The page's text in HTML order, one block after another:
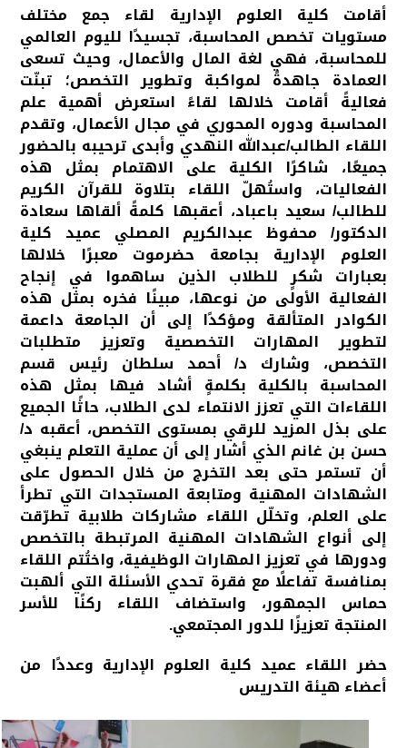
أقامت كلية العلوم الإدارية لقاء جمع مختلف
مستويات تخصص المحاسبة، تجسيدًا لليوم العالمي
للمحاسبة، فهي لغة المال والأعمال، وحيث تسعى
العمادة جاهدةً لمواكبة وتطوير التخصص؛ تبنّت
فعاليةً أقامت خلالها لقاءً استعرض أهمية علم
المحاسبة ودوره المحوري في مجال الأعمال، وتقدم
اللقاء الطالب/عبدالله النهدي وأبدى ترحيبه بالحضور
جميعًا، شاكرًا الكلية على الاهتمام بمثل هذه
الفعاليات، واستُهلّ اللقاء بتلاوة للقرآن الكريم
للطالب/ سعيد باعباد، أعقبها كلمةً ألقاها سعادة
الدكتور/ محفوظ عبدالكريم المصلي عميد كلية
العلوم الإدارية بجامعة حضرموت معبرًا خلالها
بعبارات شكرٍ للطلاب الذين ساهموا في إنجاح
الفعالية الأولى من نوعها، مبينًا فخره بمثل هذه
الكوادر المتألقة ومؤكدًا إلى أن الجامعة داعمة
لتطوير المهارات التخصصية وتعزيز متطلبات
التخصص، وشارك د/ أحمد سلطان رئيس قسم
المحاسبة بالكلية بكلمةٍ أشاد فيها بمثل هذه
اللقاءات التي تعزز الانتماء لدى الطلاب، حاثًا الجميع
على بذل المزيد للرقي بمستوى التخصص، أعقبه د/
حسن بن غانم الذي أشار إلى أن عملية التعلم ينبغي
أن تستمر حتى بعد التخرج من خلال الحصول على
الشهادات المهنية ومتابعة المستجدات التي تطرأ
على العلم، وتخلّل اللقاء مشاركات طلابية تطرّقت
إلى أنواع الشهادات المهنية المرتبطة بالتخصص
ودورها في تعزيز المهارات الوظيفية، واختُتم اللقاء
بمنافسة تفاعلًا مع فقرة تحدي الأسئلة التي ألهبت
حماس الجمهور، واستضاف اللقاء ركنًا للأسر
المنتجة تعزيزًا للدور المجتمعي.
حضر اللقاء عميد كلية العلوم الإدارية وعددًا من
أعضاء هيئة التدريس